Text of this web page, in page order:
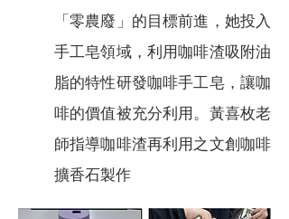
「零農廢」的目標前進，她投入
手工皂領域，利用咖啡渣吸附油
脂的特性研發咖啡手工皂，讓咖
啡的價值被充分利用。黃喜枚老
師指導咖啡渣再利用之文創咖啡
擴香石製作